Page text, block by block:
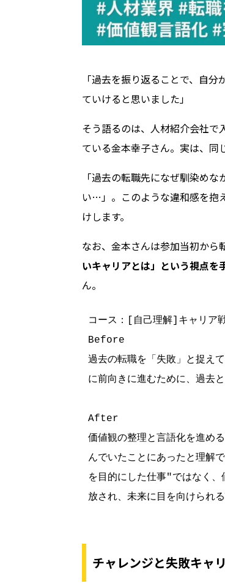
「過去を振り返ることで、自
ていけると思いました」
そう語るのは、人材紹介会社で
ている金本幸子さん。実は、同
「過去の転職先になぜ馴染め
い…」。このような違和感を抱
けします。
なお、金本さんは参加当初から
いキャリアとは」という視点を
ん。
コース：[自己理解]キャリア
Before
過去の転職を「失敗」と捉え
に前向きに進むために、過去
After
価値観の整理と言語化を進め
んでいたことにあったと理解
を目的にした仕事"ではなく
放され、未来に目を向けられ
チャレンジと失敗――キ